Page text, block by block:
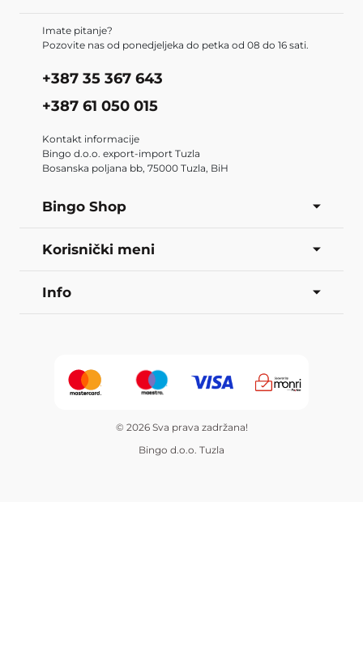
Imate pitanje?
Pozovite nas od ponedjeljeka do petka od 08 do 16 sati.
+387 35 367 643
+387 61 050 015
Kontakt informacije
Bingo d.o.o. export-import Tuzla
Bosanska poljana bb, 75000 Tuzla, BiH
Bingo Shop
Korisnički meni
Info
© 2026 Sva prava zadržana!
Bingo d.o.o. Tuzla